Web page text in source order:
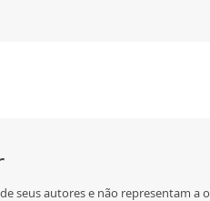
seus autores e não representam a